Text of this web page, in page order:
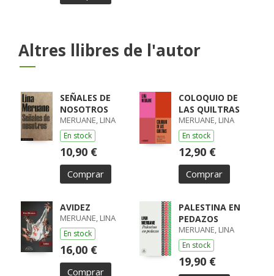
Altres llibres de l'autor
SEÑALES DE
NOSOTROS
MERUANE, LINA
En stock
10,90 €
Comprar
COLOQUIO DE
LAS QUILTRAS
MERUANE, LINA
En stock
12,90 €
Comprar
AVIDEZ
MERUANE, LINA
En stock
16,00 €
Comprar
PALESTINA EN
PEDAZOS
MERUANE, LINA
En stock
19,90 €